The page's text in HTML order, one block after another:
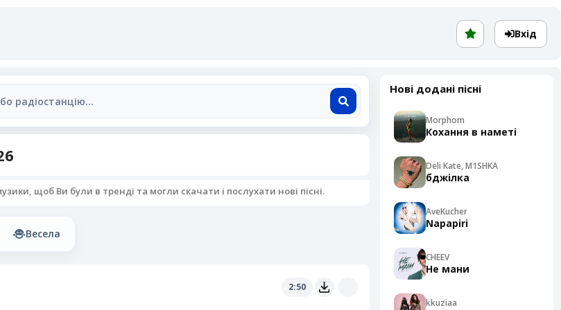
Вхід
щоб Ви були в тренді та могли скачати і послухати нові пісні.
Весела
2:50
Нові додані пісні
Morphom
Кохання в наметі
Deli Kate, M1SHKA
бджілка
AveKucher
Napapiri
CHEEV
Не мани
kkuziaa